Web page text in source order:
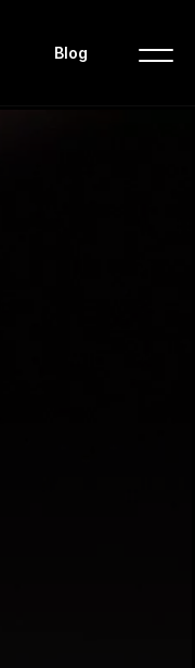
Blog